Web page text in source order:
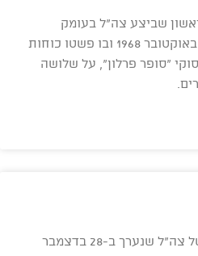
שביצע צה"ל בעומק
מצרים. המבצע נערך ב-31 באוקטובר 1968 ובו פשטו כוחות
"סופר פרלון", על שלושה
מבצע תשורה היה מבצע של צה"ל שנערך ב-28 בדצמבר